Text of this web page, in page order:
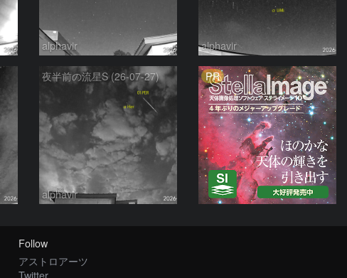
alphavir alphavir
夜半前の流星S (26-07-27)
alphavir
PR
Follow
アストロアーツ
Twitter